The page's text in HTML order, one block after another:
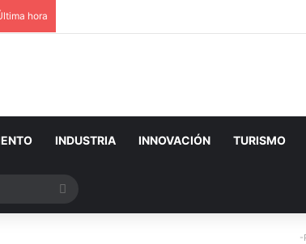
hora
INDUSTRIA INNOVACIÓN TURISMO
Buscar..
-